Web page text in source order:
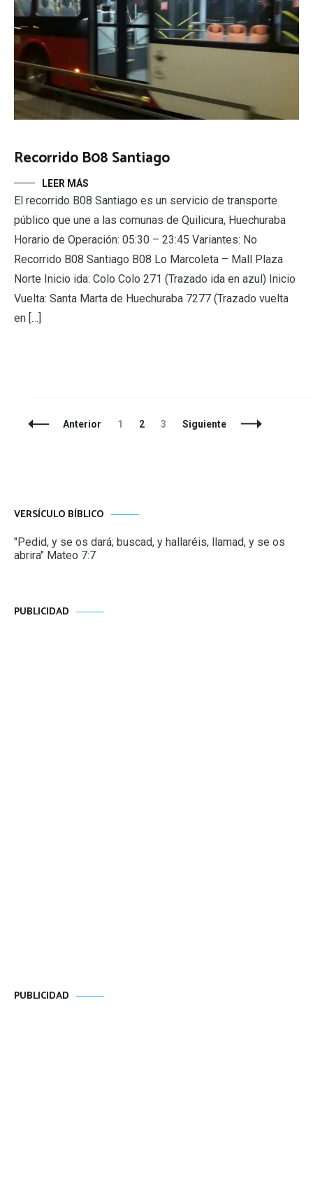
Recorrido B08 Santiago
LEER MÁS
El recorrido B08 Santiago es un servicio de transporte
público que une a las comunas de Quilicura, Huechuraba
Horario de Operación: 05:30 – 23:45 Variantes: No
Recorrido B08 Santiago B08 Lo Marcoleta – Mall Plaza
Norte Inicio ida: Colo Colo 271 (Trazado ida en azul) Inicio
Vuelta: Santa Marta de Huechuraba 7277 (Trazado vuelta
en […]
NavegaciónAnterior Página
1 Página
2 Página
3 Siguiente
VERSÍCULO BÍBLICO
"Pedid, y se os dará; buscad, y hallaréis, llamad, y se os
abrira" Mateo 7:7
PUBLICIDAD
PUBLICIDAD